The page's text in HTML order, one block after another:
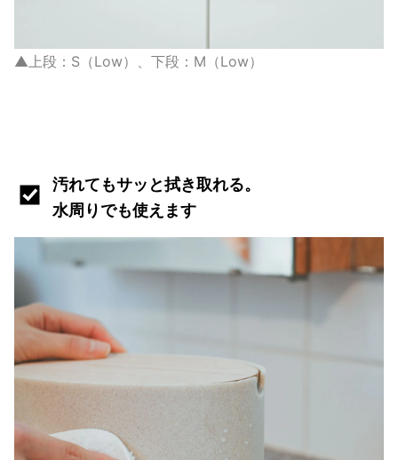
▲上段：S（Low）、下段：M（Low）
汚れてもサッと拭き取れる。
水周りでも使えます